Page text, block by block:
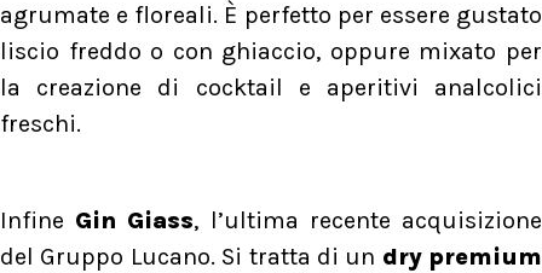
agrumate e floreali. È perfetto per essere gustato
liscio freddo o con ghiaccio, oppure mixato per
la creazione di cocktail e aperitivi analcolici
freschi.
Infine Gin Giass, l’ultima recente acquisizione
del Gruppo Lucano. Si tratta di un dry premium